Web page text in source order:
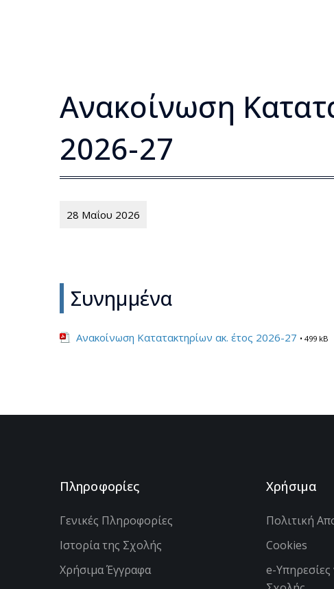
Ανακοίνωση
2026-27
28 Μαΐου 2026
Συνημμένα
Ανακοίνωση Κατατακτηρίων ακ. έτος 2026-27 • 499 kB
Πληροφορίες
Γενικές Πληροφορίες
Ιστορία της Σχολής
Χρήσιμα Έγγραφα
Χρήσιμα
Πολιτική
Cookies
e-Υπηρεσίες